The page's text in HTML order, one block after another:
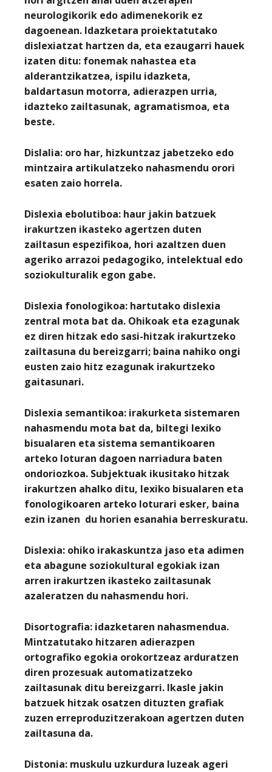
neurologikorik edo adimenekorik ez
dagoenean. Idazketara proiektatutako
dislexiatzat hartzen da, eta ezaugarri hauek
izaten ditu: fonemak nahastea eta
alderantzikatzea, ispilu idazketa,
baldartasun motorra, adierazpen urria,
idazteko zailtasunak, agramatismoa, eta
beste.
Dislalia: oro har, hizkuntzaz jabetzeko edo
mintzaira artikulatzeko nahasmendu orori
esaten zaio horrela.
Dislexia ebolutiboa: haur jakin batzuek
irakurtzen ikasteko agertzen duten
zailtasun espezifikoa, hori azaltzen duen
ageriko arrazoi pedagogiko, intelektual edo
soziokulturalik egon gabe.
Dislexia fonologikoa: hartutako dislexia
zentral mota bat da. Ohikoak eta ezagunak
ez diren hitzak edo sasi-hitzak irakurtzeko
zailtasuna du bereizgarri; baina nahiko ongi
eusten zaio hitz ezagunak irakurtzeko
gaitasunari.
Dislexia semantikoa: irakurketa sistemaren
nahasmendu mota bat da, biltegi lexiko
bisualaren eta sistema semantikoaren
arteko loturan dagoen narriadura baten
ondoriozkoa. Subjektuak ikusitako hitzak
irakurtzen ahalko ditu, lexiko bisualaren eta
fonologikoaren arteko loturari esker, baina
ezin izanen du horien esanahia berreskuratu.
Dislexia: ohiko irakaskuntza jaso eta adimen
eta abagune soziokultural egokiak izan
arren irakurtzen ikasteko zailtasunak
azaleratzen du nahasmendu hori.
Disortografia: idazketaren nahasmendua.
Mintzatutako hitzaren adierazpen
ortografiko egokia orokortzeaz arduratzen
diren prozesuak automatizatzeko
zailtasunak ditu bereizgarri. Ikasle jakin
batzuek hitzak osatzen dituzten grafiak
zuzen erreproduzitzerakoan agertzen duten
zailtasuna da.
Distonia: muskulu uzkurdura luzeak ageri